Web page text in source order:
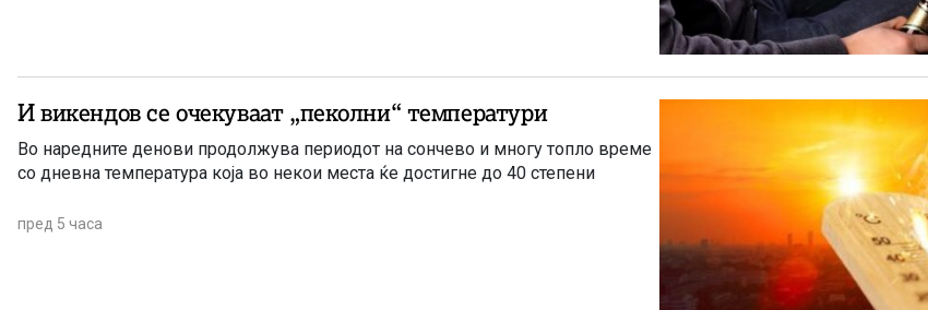
И викендов се очекуваат „пеколни“ температури
Во наредните денови продолжува периодот на сончево и многу топло време
со дневна температура која во некои места ќе достигне до 40 степени
пред 5 часа